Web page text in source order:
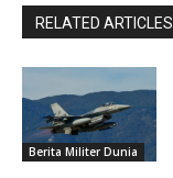
RELATED ARTICLES
Berita Militer Dunia